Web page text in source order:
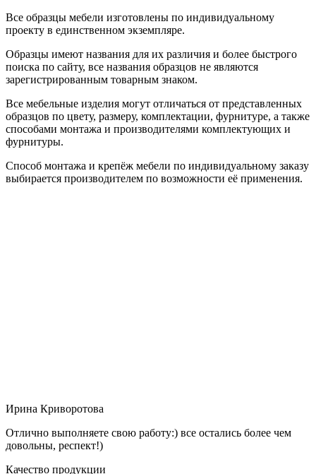
Все образцы мебели изготовлены по индивидуальному
проекту в единственном экземпляре.
Образцы имеют названия для их различия и более быстрого
поиска по сайту, все названия образцов не являются
зарегистрированным товарным знаком.
Все мебельные изделия могут отличаться от представленных
образцов по цвету, размеру, комплектации, фурнитуре, а также
способами монтажа и производителями комплектующих и
фурнитуры.
Способ монтажа и крепёж мебели по индивидуальному заказу
выбирается производителем по возможности её применения.
Ирина Криворотова
Отлично выполняете свою работу:) все остались более чем
довольны, респект!)
Качество продукции